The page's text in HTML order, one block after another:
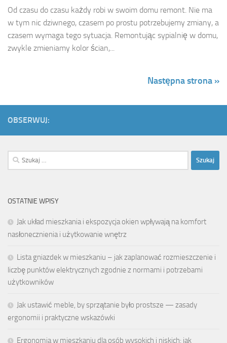
Od czasu do czasu każdy robi w swoim domu remont. Nie ma
w tym nic dziwnego, czasem po prostu potrzebujemy zmiany, a
czasem wymaga tego sytuacja. Remontując sypialnię w domu,
zwykle zmieniamy kolor ścian,...
Następna strona »
OBSERWUJ:
Szukaj:
OSTATNIE WPISY
Jak układ mieszkania i ekspozycja okien wpływają na komfort
nasłonecznienia i użytkowanie wnętrz
Lista gniazdek w mieszkaniu – jak zaplanować rozmieszczenie i
liczbę punktów elektrycznych zgodnie z normami i potrzebami
użytkowników
Jak ustawić meble, by sprzątanie było prostsze — zasady
ergonomii i praktyczne wskazówki
Ergonomia w mieszkaniu dla osób wysokich i niskich: jak